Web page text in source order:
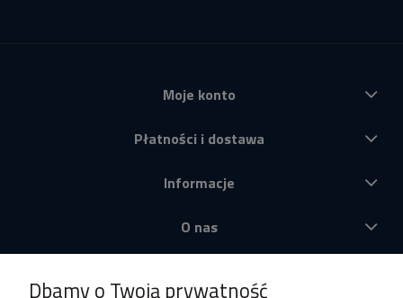
Moje konto
Płatności i dostawa
Informacje
O nas
Dbamy o Twoją prywatność